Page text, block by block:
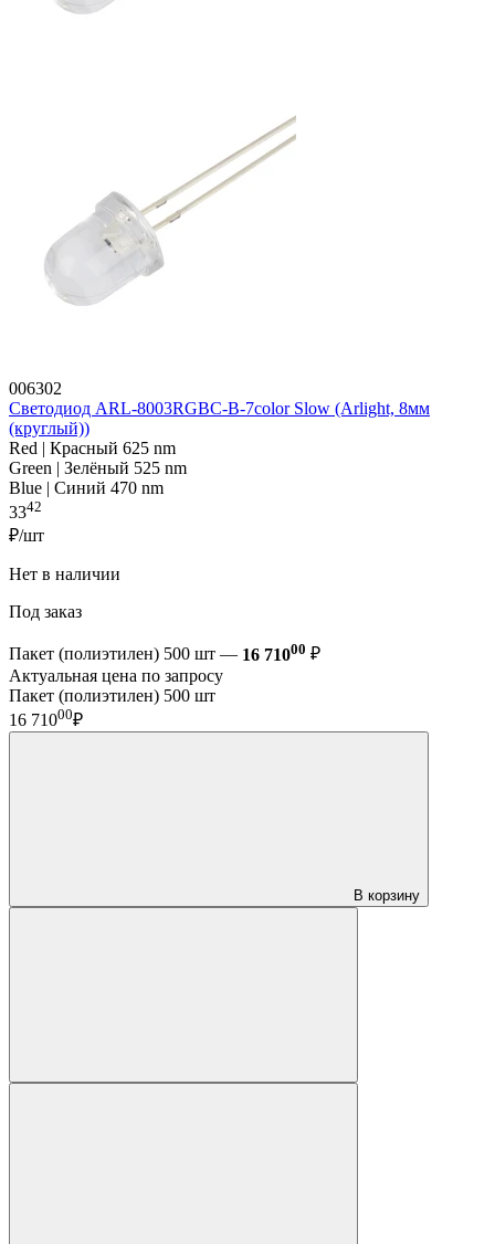
006302
Светодиод ARL-8003RGBC-B-7color Slow (Arlight, 8мм
(круглый))
Red | Красный 625 nm
Green | Зелёный 525 nm
Blue | Синий 470 nm
3342
₽/шт
Нет в наличии
Под заказ
Пакет (полиэтилен) 500 шт — 16 71000 ₽
Актуальная цена по запросу
Пакет (полиэтилен) 500 шт
16 71000₽
В корзину